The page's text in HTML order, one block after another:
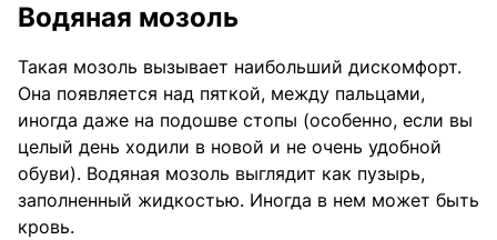
Водяная мозоль
Такая мозоль вызывает наибольший дискомфорт.
Она появляется над пяткой, между пальцами,
иногда даже на подошве стопы (особенно, если вы
целый день ходили в новой и не очень удобной
обуви). Водяная мозоль выглядит как пузырь,
заполненный жидкостью. Иногда в нем может быть
кровь.